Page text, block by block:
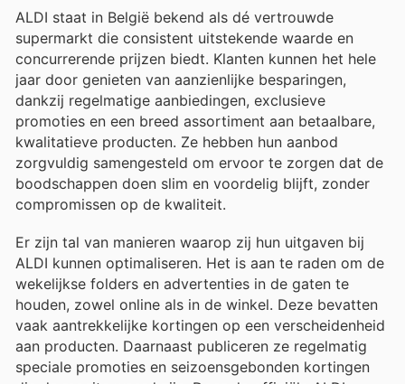
ALDI staat in België bekend als dé vertrouwde
supermarkt die consistent uitstekende waarde en
concurrerende prijzen biedt. Klanten kunnen het hele
jaar door genieten van aanzienlijke besparingen,
dankzij regelmatige aanbiedingen, exclusieve
promoties en een breed assortiment aan betaalbare,
kwalitatieve producten. Ze hebben hun aanbod
zorgvuldig samengesteld om ervoor te zorgen dat de
boodschappen doen slim en voordelig blijft, zonder
compromissen op de kwaliteit.
Er zijn tal van manieren waarop zij hun uitgaven bij
ALDI kunnen optimaliseren. Het is aan te raden om de
wekelijkse folders en advertenties in de gaten te
houden, zowel online als in de winkel. Deze bevatten
vaak aantrekkelijke kortingen op een verscheidenheid
aan producten. Daarnaast publiceren ze regelmatig
speciale promoties en seizoensgebonden kortingen